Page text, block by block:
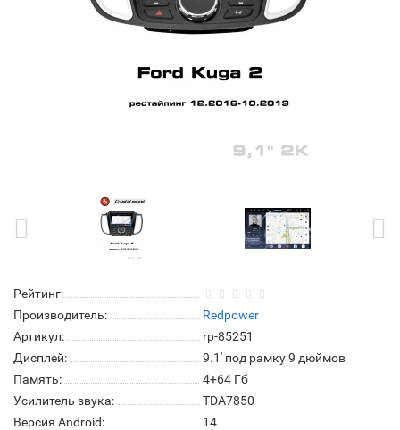
Рейтинг:
Производитель:
Redpower
Артикул:
rp-85251
Дисплей:
9.1' под рамку 9 дюймов
Память:
4+64 Гб
Усилитель звука:
TDA7850
Версия Android:
14